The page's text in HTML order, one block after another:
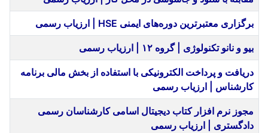
برگزاری معتبر‌ترین دوره‌های ایمنی HSE | ارزیاب رسمی
بیو و نانو تکنولوژی | گروه ۱۲ | ارزیاب رسمی
دریافت و پرداخت الکترونیکی با استفاده از بخش مالی برنامه
کارشناس | ارزیاب رسمی
مجوز نرم افزار کتاب دیجیتال اسامی کارشناسان رسمی
دادگستری | ارزیاب رسمی